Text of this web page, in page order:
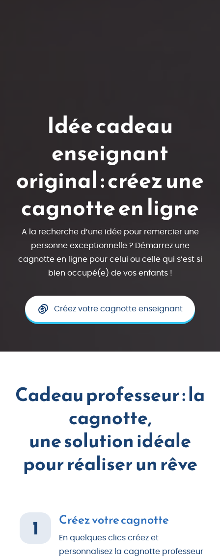
Idée cadeau
enseignant
original : créez une
cagnotte en ligne
A la recherche d’une idée pour remercier une
personne exceptionnelle ? Démarrez une
cagnotte en ligne pour celui ou celle qui s’est si
bien occupé(e) de vos enfants !
Créez votre cagnotte enseignant
Cadeau professeur : la
cagnotte,
une solution idéale
pour réaliser un rêve
1 Créez votre cagnotte
En quelques clics créez et
personnalisez la cagnotte professeur